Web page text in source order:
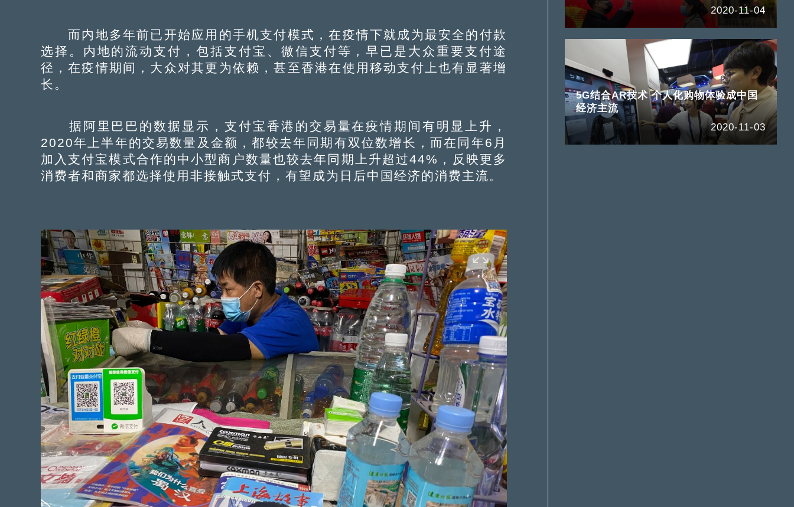
而内地多年前已开始应用的手机支付模式，在疫情下就成为最安全的付款
选择。内地的流动支付，包括支付宝、微信支付等，早已是大众重要支付途
径，在疫情期间，大众对其更为依赖，甚至香港在使用移动支付上也有显著增
长。
据阿里巴巴的数据显示，支付宝香港的交易量在疫情期间有明显上升，
2020年上半年的交易数量及金额，都较去年同期有双位数增长，而在同年6月
加入支付宝模式合作的中小型商户数量也较去年同期上升超过44%，反映更多
消费者和商家都选择使用非接触式支付，有望成为日后中国经济的消费主流。
2020-11-04
5G结合AR技术 个人化购物体验成中国
经济主流
2020-11-03